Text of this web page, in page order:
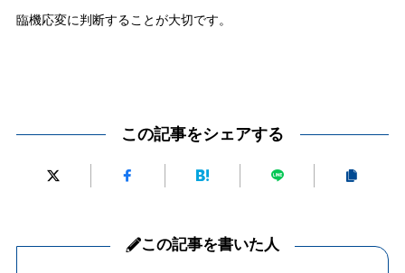
臨機応変に判断することが大切です。
この記事をシェアする
この記事を書いた人